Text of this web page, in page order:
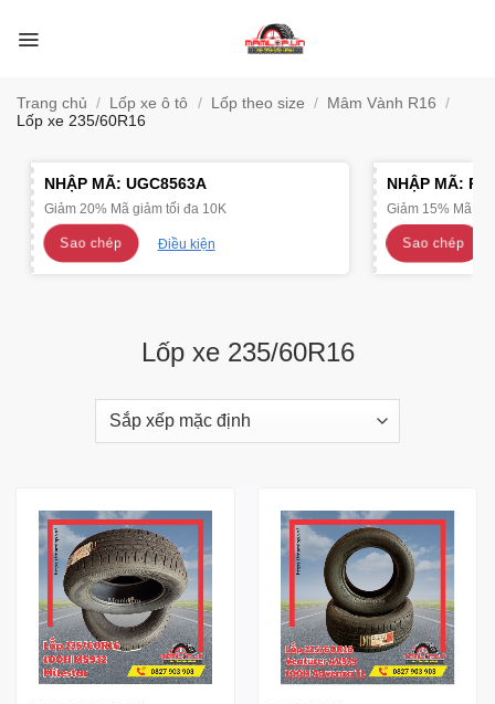
qua
Trang chủ / Lốp xe ô tô / Lốp theo size / Mâm Vành R16 /
Lốp xe 235/60R16
NHẬP MÃ: UGC8563A
Giảm 20% Mã giảm tối đa 10K
Sao chép Điều kiện
NHẬP MÃ:
Giảm 15% Mã
Sao chép
Lốp xe 235/60R16